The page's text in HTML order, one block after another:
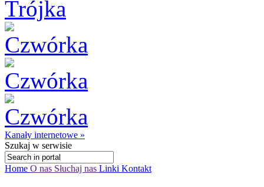
Kanały internetowe »
Szukaj w serwisie
Home O nas Słuchaj nas Linki Kontakt